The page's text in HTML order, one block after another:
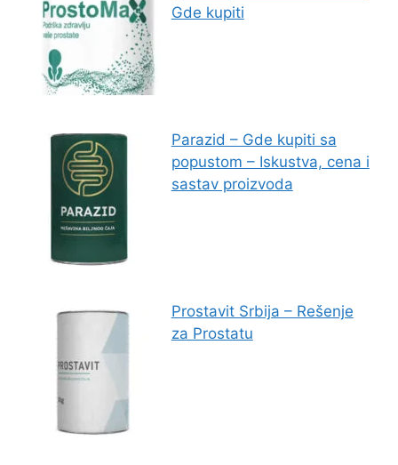
Gde kupiti
Parazid – Gde kupiti sa
popustom – Iskustva, cena i
sastav proizvoda
Prostavit Srbija – Rešenje
za Prostatu